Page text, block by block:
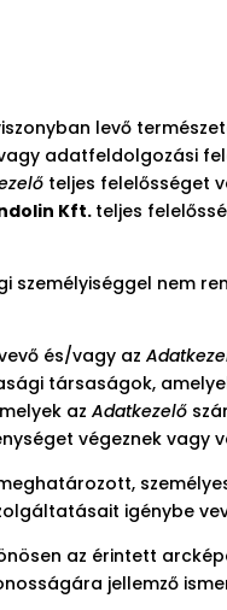
levő
adatfeldolgozási
teljes felelősséget
Kft. teljes
személyiséggel nem
és/vagy az
társaságok,
azAdatkezelő
végeznek vagy
igénybe
az érintett
jellemző